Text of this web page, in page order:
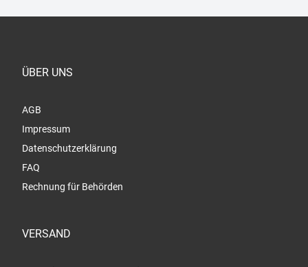
ÜBER UNS
AGB
Impressum
Datenschutzerklärung
FAQ
Rechnung für Behörden
VERSAND